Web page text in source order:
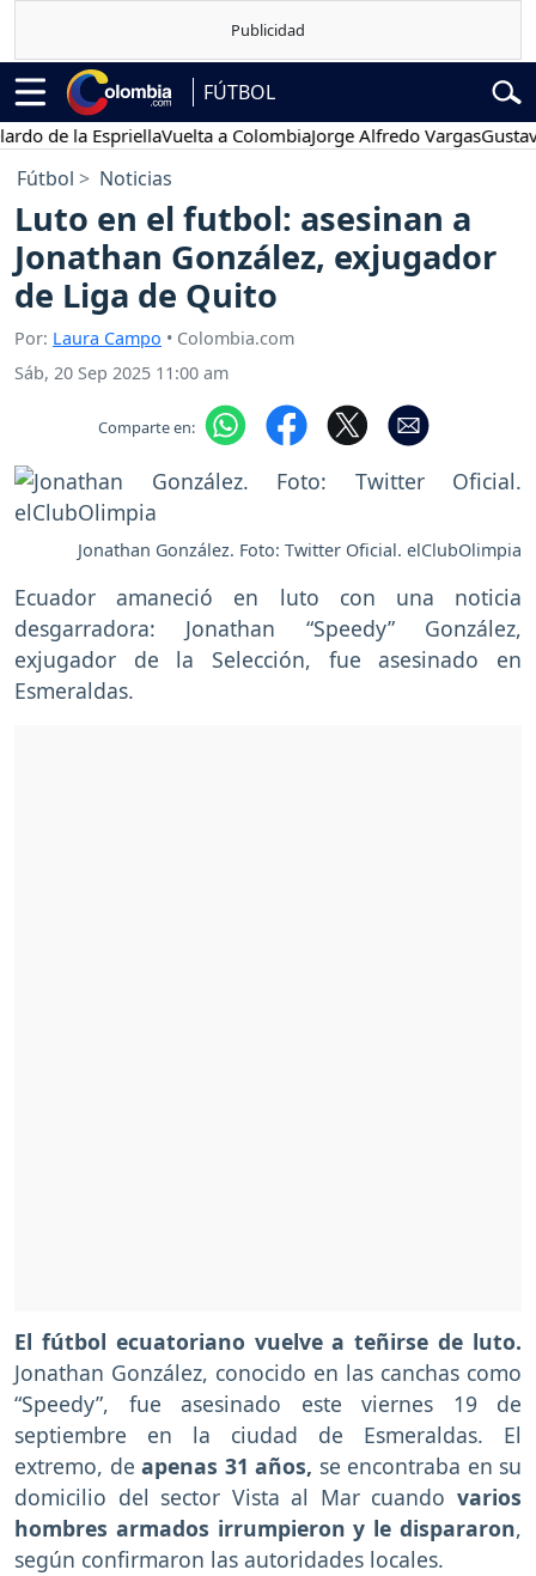
FÚTBOL
la EspriellaVuelta a ColombiaJorge Alfredo VargasGustavo
Fútbol Noticias
Luto en el futbol: asesinan a
Jonathan González, exjugador
de Liga de Quito
Por: Laura Campo • Colombia.com
Sáb, 20 Sep 2025 11:00 am
Comparte en:
Jonathan González. Foto: Twitter Oficial. elClubOlimpia
Ecuador amaneció en luto con una noticia
desgarradora: Jonathan “Speedy” González,
exjugador de la Selección, fue asesinado en
Esmeraldas.
El fútbol ecuatoriano vuelve a teñirse de luto.
Jonathan González, conocido en las canchas como
“Speedy”, fue asesinado este viernes 19 de
septiembre en la ciudad de Esmeraldas. El
extremo, de apenas 31 años, se encontraba en su
domicilio del sector Vista al Mar cuando varios
hombres armados irrumpieron y le dispararon,
según confirmaron las autoridades locales.